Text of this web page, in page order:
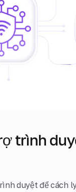
trình
duyệt để cách